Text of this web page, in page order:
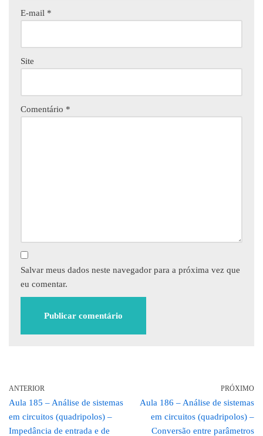
E-mail *
Site
Comentário *
Salvar meus dados neste navegador para a próxima vez que
eu comentar.
ANTERIOR
Aula 185 – Análise de sistemas
em circuitos (quadripolos) –
Impedância de entrada e de
PRÓXIMO
Aula 186 – Análise de sistemas
em circuitos (quadripolos) –
Conversão entre parâmetros